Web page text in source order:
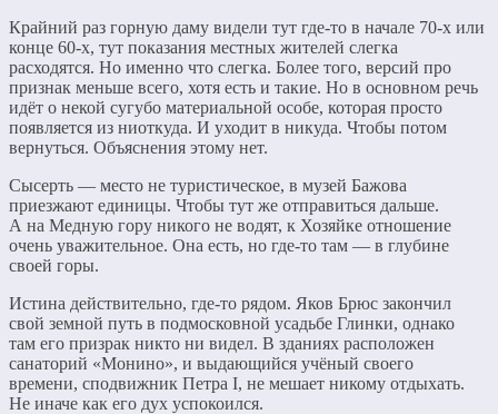
Крайний раз горную даму видели тут где-то в начале 70-х или
конце 60-х, тут показания местных жителей слегка
расходятся. Но именно что слегка. Более того, версий про
признак меньше всего, хотя есть и такие. Но в основном речь
идёт о некой сугубо материальной особе, которая просто
появляется из ниоткуда. И уходит в никуда. Чтобы потом
вернуться. Объяснения этому нет.
Сысерть — место не туристическое, в музей Бажова
приезжают единицы. Чтобы тут же отправиться дальше.
А на Медную гору никого не водят, к Хозяйке отношение
очень уважительное. Она есть, но где-то там — в глубине
своей горы.
Истина действительно, где-то рядом. Яков Брюс закончил
свой земной путь в подмосковной усадьбе Глинки, однако
там его призрак никто ни видел. В зданиях расположен
санаторий «Монино», и выдающийся учёный своего
времени, сподвижник Петра I, не мешает никому отдыхать.
Не иначе как его дух успокоился.